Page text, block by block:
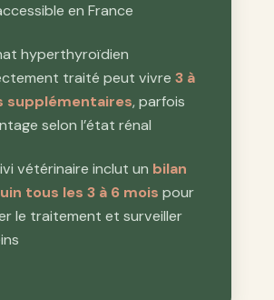
en France
hyperthyroïdien
traité peut vivre3 à
supplémentaires, parfois
selon l’état rénal
vétérinaire inclut un bilan
tous les 3 à 6 mois pour
le traitement et surveiller